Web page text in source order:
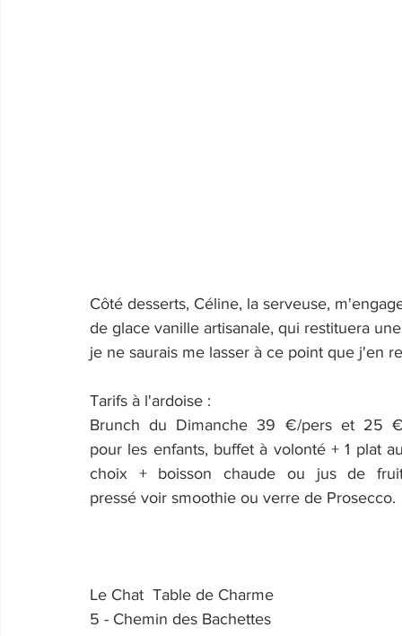
Côté desserts, Céline, la serveuse,
de glace vanille artisanale, qui restituera
je ne saurais me lasser à ce point que j'en
Tarifs à l'ardoise :
Brunch du Dimanche 39 €/pers et 25
pour les enfants, buffet à volonté + 1 plat
choix + boisson chaude ou jus de
pressé voir smoothie ou verre de Prosecco.
Le Chat  Table de Charme
5 - Chemin des Bachettes